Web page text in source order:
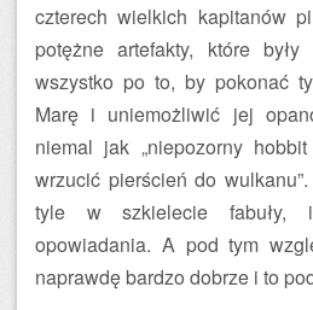
czterech wielkich kapitanów
potężne artefakty, które
wszystko po to, by pokonać
Marę i uniemożliwić jej
niemal jak „niepozorny
wrzucić pierścień do
tyle w szkielecie
opowiadania. A pod tym
naprawdę bardzo dobrze i to